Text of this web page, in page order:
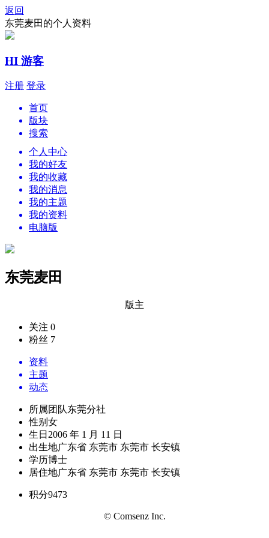
返回
东莞麦田的个人资料
HI 游客
注册 登录
首页
版块
搜索
个人中心
我的好友
我的收藏
我的消息
我的主题
我的资料
电脑版
东莞麦田
版主
关注 0
粉丝 7
资料
主题
动态
所属团队东莞分社
性别 女
生日 2006 年 1 月 11 日
出生地广东省 东莞市 东莞市 长安镇
学历博士
居住地广东省 东莞市 东莞市 长安镇
积分9473
© Comsenz Inc.